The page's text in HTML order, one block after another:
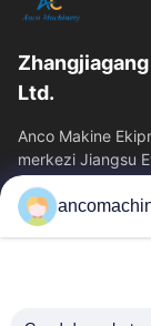
Ltd.
Anco Makine
merkezi Jiangsu
Şehri'nde yer
Hızlı
Fabrika Turu